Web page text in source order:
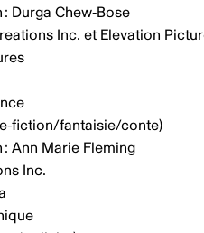
Durga Chew-Bose
Inc. et Elevation
fiction/fantaisie/conte)
Ann Marie Fleming
Inc.